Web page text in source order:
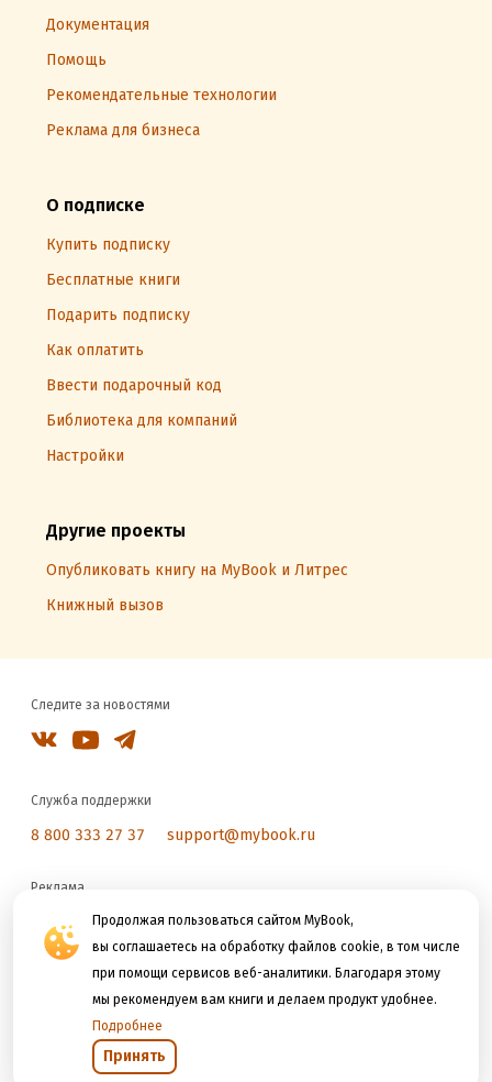
Продолжая пользоваться сайтом MyBook,
вы соглашаетесь на обработку файлов cookie, в том числе
при помощи сервисов веб-аналитики. Благодаря этому
мы рекомендуем вам книги и делаем продукт удобнее.
Подробнее
Принять
Документация
Помощь
Рекомендательные технологии
Реклама для бизнеса
О подписке
Купить подписку
Бесплатные книги
Подарить подписку
Как оплатить
Ввести подарочный код
Библиотека для компаний
Настройки
Другие проекты
Опубликовать книгу на MyBook и Литрес
Книжный вызов
Следите за новостями
Служба поддержки
8 800 333 27 37 support@mybook.ru
Реклама
reklama@litres.ru
Мы принимаем к оплате
Открыть в приложении